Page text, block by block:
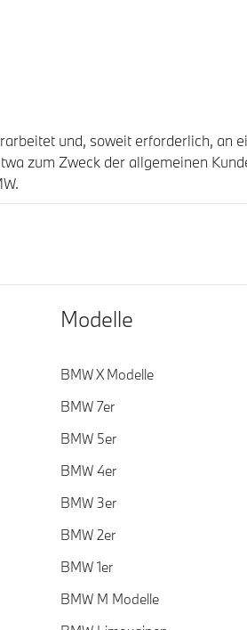
und, soweit erforderlich, an
zum Zweck der allgemeinen